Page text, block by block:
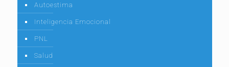
Autoestima
Inteligencia Emocional
PNL
Salud